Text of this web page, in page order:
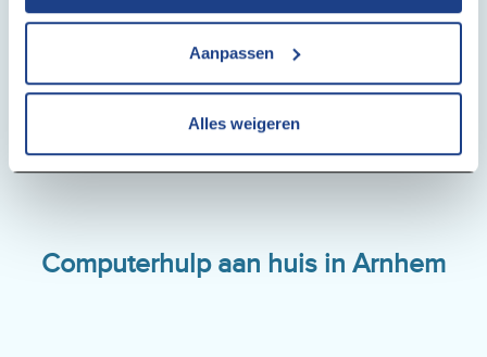
Aanpassen
Alles weigeren
Computerhulp aan huis in Arnhem